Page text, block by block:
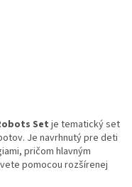
Set je tematický set
Je navrhnutý pre deti
pričom hlavným
pomocou rozšírenej